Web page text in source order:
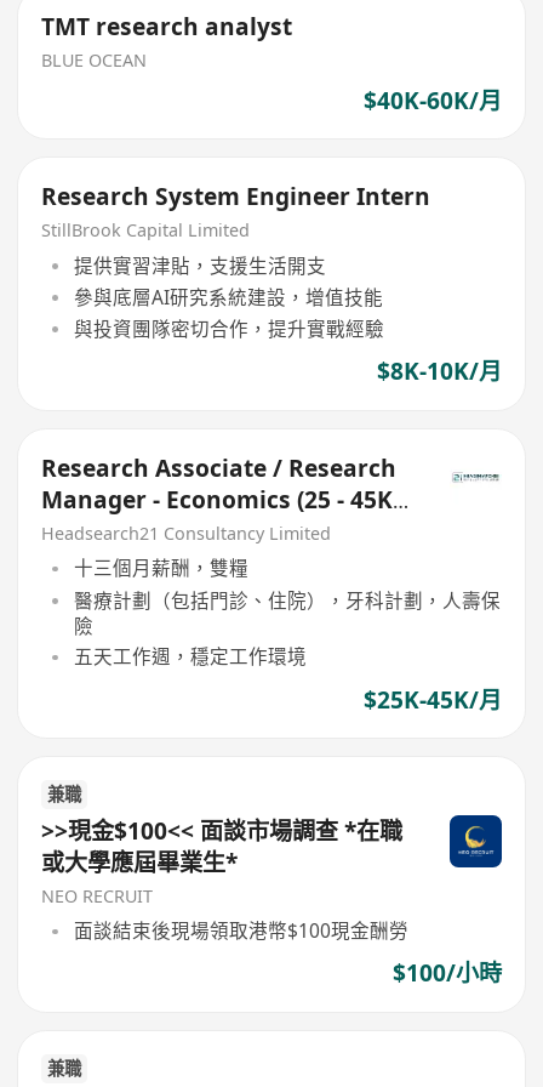
TMT research analyst
BLUE OCEAN
$40K-60K/月
Research System Engineer Intern
StillBrook Capital Limited
提供實習津貼，支援生活開支
參與底層AI研究系統建設，增值技能
與投資團隊密切合作，提升實戰經驗
$8K-10K/月
Research Associate / Research
Manager - Economics (25 - 45K x
13 Months, 5 days)
Headsearch21 Consultancy Limited
十三個月薪酬，雙糧
醫療計劃（包括門診、住院），牙科計劃，人壽保
險
五天工作週，穩定工作環境
$25K-45K/月
兼職
>>現金$100<< 面談市場調查 *在職
或大學應屆畢業生*
NEO RECRUIT
面談結束後現場領取港幣$100現金酬勞
$100/小時
兼職